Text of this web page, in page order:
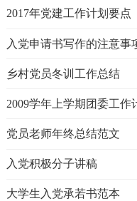
2017年党建工作计划要点
入党申请书写作的注意事
乡村党员冬训工作总结
2009学年上学期团委工作
党员老师年终总结范文
入党积极分子讲稿
大学生入党承若书范本